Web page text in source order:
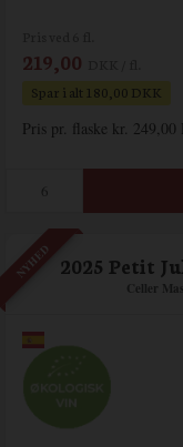
219,00
Spar i alt 180,00 DKK
Pris pr. flaske kr. 249,00
NYHED 2025 Petit
Celler